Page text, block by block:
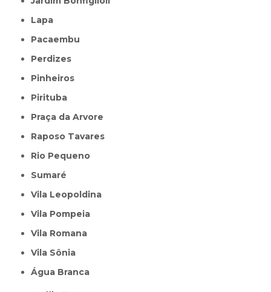
Lapa
Pacaembu
Perdizes
Pinheiros
Pirituba
Praça da Arvore
Raposo Tavares
Rio Pequeno
Sumaré
Vila Leopoldina
Vila Pompeia
Vila Romana
Vila Sônia
Água Branca